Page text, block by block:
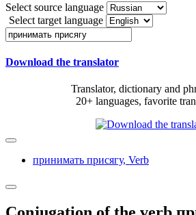
Select source language
Select target language
Download the translator
Translator, dictionary and
20+ languages, favorite
принимать присягу, Verb